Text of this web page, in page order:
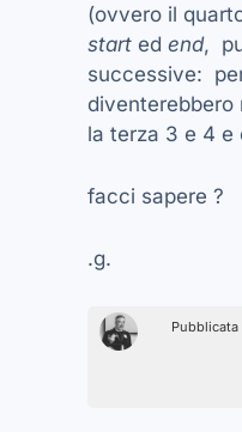
(ovvero il
start ed end,
successive:
la terza 3 e 4 e
facci sapere ?
.g.
Pubblicata